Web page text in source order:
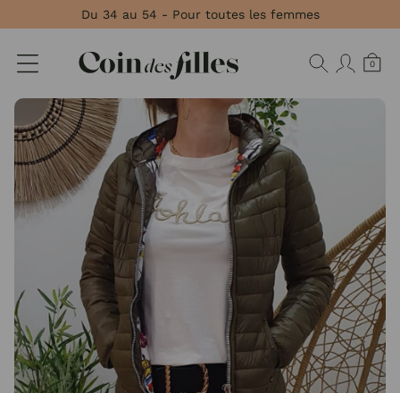
Du 34 au 54 - Pour toutes les femmes
0
Panneau de gestion des cookies